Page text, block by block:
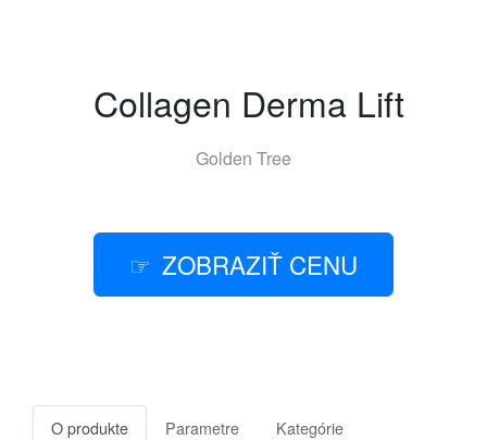
Collagen Derma Lift
Golden Tree
ZOBRAZIŤ CENU
O produkte Parametre Kategórie